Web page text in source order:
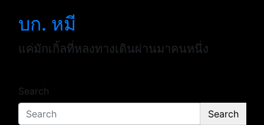
บก. หมี
แค่มักเกิ้ลที่หลงทางเดินผ่านมาคนหนึ่ง
Search
Search